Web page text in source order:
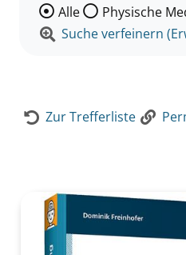
Wählen Sie die
Alle Physische
Suche verfeinern
Zur Trefferliste